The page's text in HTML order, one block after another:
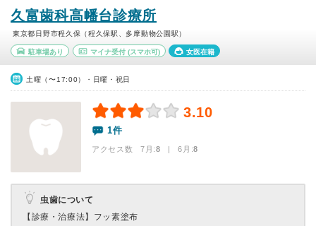
久富歯科高幡台診療所
東京都日野市程久保（程久保駅、多摩動物公園駅）
駐車場あり マイナ受付(スマホ可) 女医在籍
土曜（〜17:00）・日曜・祝日
3.10
1件
アクセス数 7月:8 | 6月:8
虫歯について
【診療・治療法】 フッ素塗布